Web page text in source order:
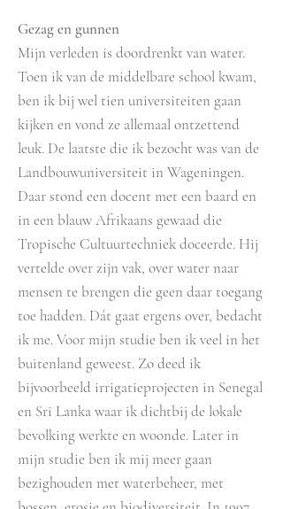
Gezag en gunnen
Mijn verleden is doordrenkt van water.
Toen ik van de middelbare school kwam,
ben ik bij wel tien universiteiten gaan
kijken en vond ze allemaal ontzettend
leuk. De laatste die ik bezocht was van de
Landbouwuniversiteit in Wageningen.
Daar stond een docent met een baard en
in een blauw Afrikaans gewaad die
Tropische Cultuurtechniek doceerde. Hij
vertelde over zijn vak, over water naar
mensen te brengen die geen daar toegang
toe hadden. Dát gaat ergens over, bedacht
ik me. Voor mijn studie ben ik veel in het
buitenland geweest. Zo deed ik
bijvoorbeeld irrigatieprojecten in Senegal
en Sri Lanka waar ik dichtbij de lokale
bevolking werkte en woonde. Later in
mijn studie ben ik mij meer gaan
bezighouden met waterbeheer, met